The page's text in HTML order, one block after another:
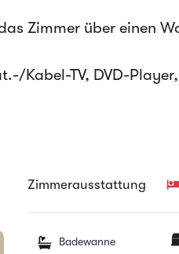
Zimmer über einen
Kabel-TV, DVD-
Zimmerausstattung
Badewanne